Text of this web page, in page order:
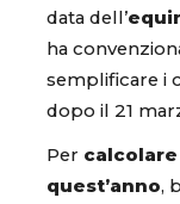
data dell’
ha
semplificare i
dopo il 21
Per calcolare
quest’anno,